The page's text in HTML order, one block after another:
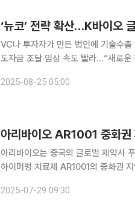
‘뉴코’ 전략 확산…K바이오
VC나 투자자가 만든 법인에 기술수출
도자금 조달‧임상 속도 빨라…“새로운 전략 될 수도” 뉴코(NewCo) 모
가 별도의 법인을 설립해 바이오 기업
2025-08-25 05:00
아리바이오 AR1001 중화권
아리바이오는 중국의 글로벌 제약
하이머병 치료제 AR1001의 중화권
전날 상하이 푸싱제약과 중국 본토,
2025-07-29 09:30